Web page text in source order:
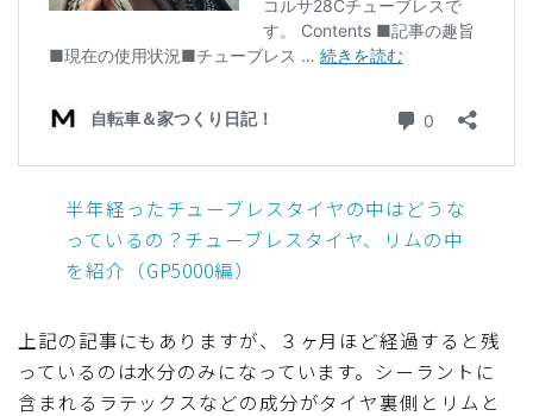
半年経ったチューブレスタイヤの中はどうな
っているの？チューブレスタイヤ、リムの中
を紹介（GP5000編）
上記の記事にもありますが、３ヶ月ほど経過すると残
っているのは水分のみになっています。シーラントに
含まれるラテックスなどの成分がタイヤ裏側とリムと